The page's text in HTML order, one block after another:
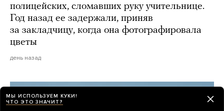
полицейских, сломавших руку учительнице.
Год назад ее задержали, приняв
за закладчицу, когда она фотографировала
цветы
день назад
МЫ ИСПОЛЬЗУЕМ КУКИ!
ЧТО ЭТО ЗНАЧИТ?